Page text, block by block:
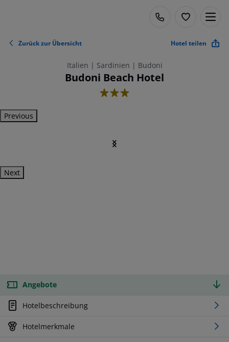
Zurück zur Übersicht Hotel teilen
Italien | Sardinien | Budoni
Budoni Beach Hotel
3
Previous
Next
Angebote
Hotelbeschreibung
Hotelmerkmale